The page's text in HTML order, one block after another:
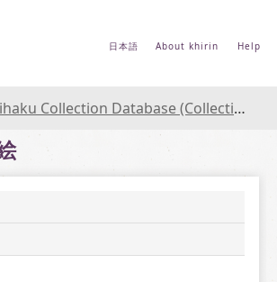
日本語 About khirin Help
Database (Collections Database of the National Museum of Japanese History)